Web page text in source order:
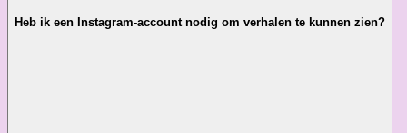
Heb ik een Instagram-account nodig om verhalen te kunnen zien?